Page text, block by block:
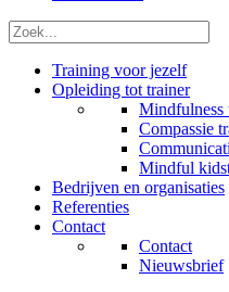
Zoek
Training voor jezelf
Opleiding tot trainer
Mindfulness
Compassie
Mindful
Bedrijven en organisaties
Referenties
Contact
Contact
Nieuwsbrief